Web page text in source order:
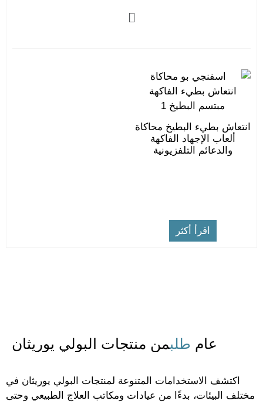
انتعاش بطيء البطيخ محاكاة
ألعاب الإجهاد الفاكهة
والدعائم التلفزيونية
اقرأ أكثر
عامطلبمن منتجات البولي يوريثان
اكتشف الاستخدامات المتنوعة لمنتجات البولي يوريثان في
البيئات، بدءًا من عيادات ومكاتب العلاج الطبيعي وحتى